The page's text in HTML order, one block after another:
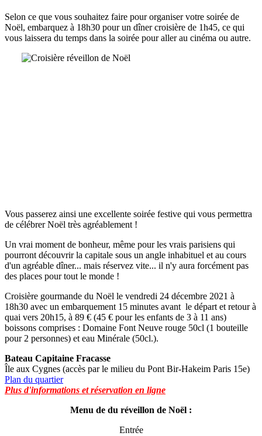
Selon ce que vous souhaitez faire pour organiser votre soirée de
Noël, embarquez à 18h30 pour un dîner croisière de 1h45, ce qui
vous laissera du temps dans la soirée pour aller au cinéma ou autre.
Vous passerez ainsi une excellente soirée festive qui vous permettra
de célébrer Noël très agréablement !
Un vrai moment de bonheur, même pour les vrais parisiens qui
pourront découvrir la capitale sous un angle inhabituel et au cours
d'un agréable dîner... mais réservez vite... il n'y aura forcément pas
des places pour tout le monde !
Croisière gourmande du Noël le vendredi 24 décembre 2021 à
18h30 avec un embarquement 15 minutes avant le départ et retour à
quai vers 20h15, à 89 € (45 € pour les enfants de 3 à 11 ans)
boissons comprises : Domaine Font Neuve rouge 50cl (1 bouteille
pour 2 personnes) et eau Minérale (50cl.).
Bateau Capitaine Fracasse
Île aux Cygnes (accès par le milieu du Pont Bir-Hakeim Paris 15e)
Plan du quartier
Plus d'informations et réservation en ligne
Menu de du réveillon de Noël :
Entrée